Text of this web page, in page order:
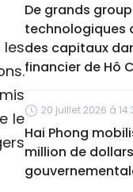
le
De grands
technologiques
des capitaux
financier de Hô
20 juillet 2026 à
Hai Phong
million de